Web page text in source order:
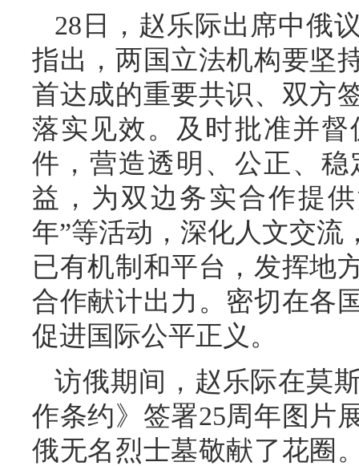
28日，赵乐际出席中俄
指出，两国立法机构要坚
首达成的重要共识、双方
落实见效。及时批准并
件，营造透明、公正、
益，为双边务实合作提
年”等活动，深化人文交流
已有机制和平台，发挥地
合作献计出力。密切在各
促进国际公平正义。
访俄期间，赵乐际在莫
作条约》签署25周年图片
俄无名烈士墓敬献了花圈